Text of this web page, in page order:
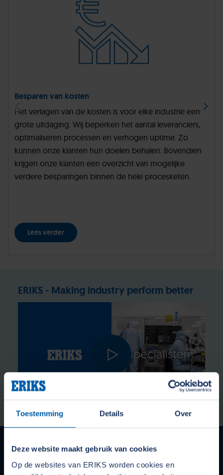
Toestemming Details Over
Deze website maakt gebruik van cookies
Op de websites van ERIKS worden cookies en
Besparen van kosten
Het verlagen van de kosten is voor elke industrie een
grote uitdaging. Wij beperken het aantal leveranciers,
optimaliseren processen en verhogen uptime. Zo
kunnen onze klanten hun doelen behalen. Bovendien
krijgen onze klanten een overzicht van mogelijke
verdere besparingen binnen de hele procesketen.
Lees verder
ERIKS - Making industry perform better